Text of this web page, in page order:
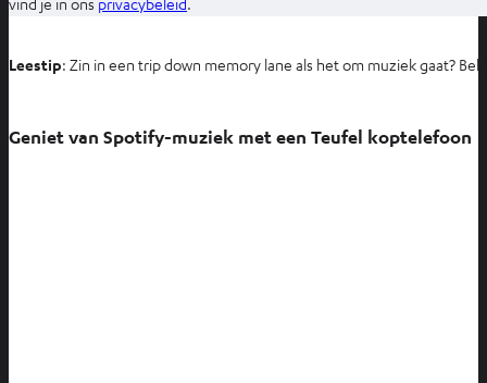
i
Leestip: Zin in een trip down memory lane als het om muziek gaat?
Geniet van Spotify-muziek met een Teufel koptelefoon